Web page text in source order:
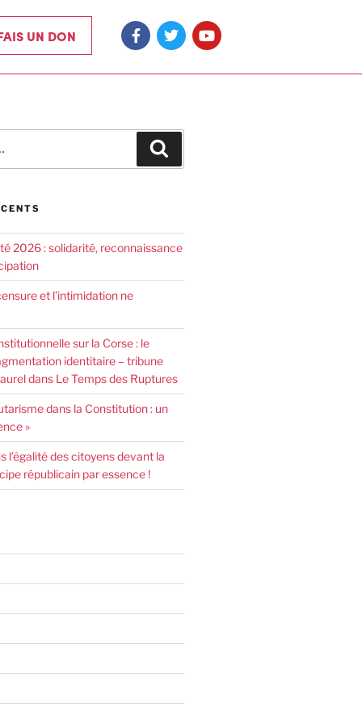
UN DON
2026 : solidarité, reconnaissance
et l’intimidation ne
sur la Corse : le
identitaire – tribune
dans Le Temps des Ruptures
dans la Constitution : un
»
l’égalité des citoyens devant la
républicain par essence !